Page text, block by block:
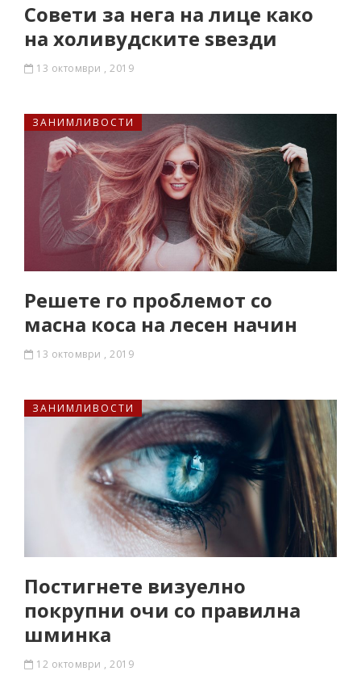
Совети за нега на лице како
на холивудските ѕвезди
13 октомври , 2019
ЗАНИМЛИВОСТИ
Решете го проблемот со
масна коса на лесен начин
13 октомври , 2019
ЗАНИМЛИВОСТИ
Постигнете визуелно
покрупни очи со правилна
шминка
12 октомври , 2019